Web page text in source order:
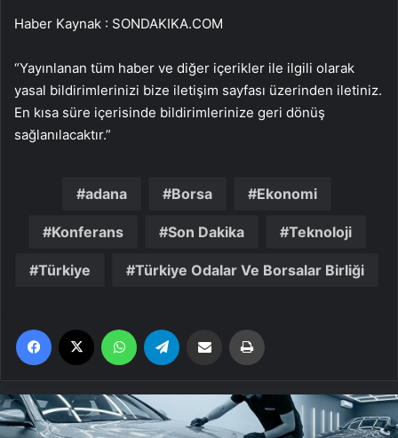
Haber Kaynak : SONDAKIKA.COM
“Yayınlanan tüm haber ve diğer içerikler ile ilgili olarak
yasal bildirimlerinizi bize iletişim sayfası üzerinden iletiniz.
En kısa süre içerisinde bildirimlerinize geri dönüş
sağlanılacaktır.”
adana Borsa Ekonomi
Konferans Son Dakika Teknoloji
Türkiye Türkiye Odalar Ve Borsalar Birliği
Facebook WhatsApp Email'den paylaş